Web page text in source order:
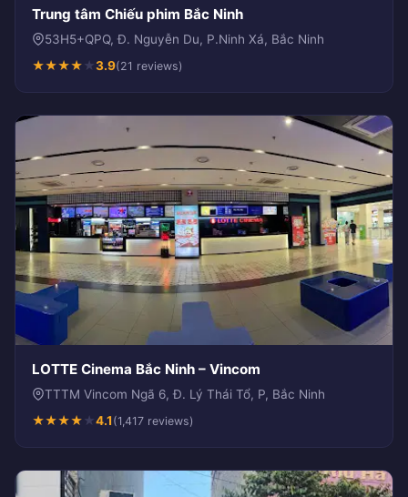
Trung tâm Chiếu phim Bắc Ninh
53H5+QPQ, Đ. Nguyễn Du, P.Ninh Xá, Bắc Ninh
★★★★★3.9(21 reviews)
LOTTE Cinema Bắc Ninh – Vincom
TTTM Vincom Ngã 6, Đ. Lý Thái Tổ, P, Bắc Ninh
★★★★★4.1 (1,417 reviews)